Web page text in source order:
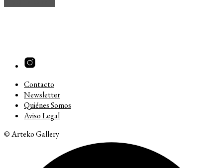
Contacto
Newsletter
Quiénes Somos
Aviso Legal
© Arteko Gallery